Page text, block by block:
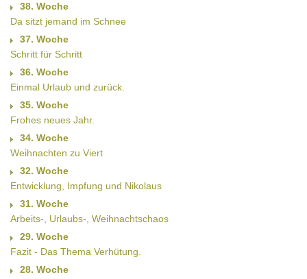
38. Woche
Da sitzt jemand im Schnee
37. Woche
Schritt für Schritt
36. Woche
Einmal Urlaub und zurück.
35. Woche
Frohes neues Jahr.
34. Woche
Weihnachten zu Viert
32. Woche
Entwicklung, Impfung und Nikolaus
31. Woche
Arbeits-, Urlaubs-, Weihnachtschaos
29. Woche
Fazit - Das Thema Verhütung.
28. Woche